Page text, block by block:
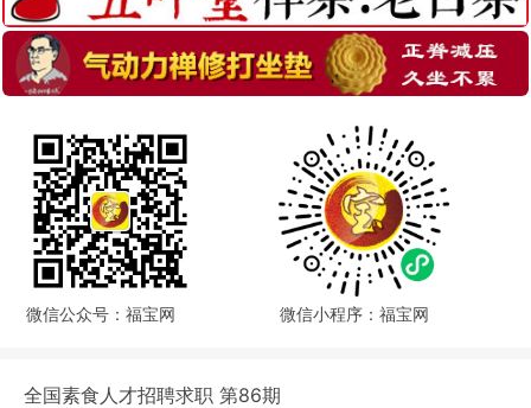
微信公众号：福宝网 微信小程序：福宝网
全国素食人才招聘求职 第86期